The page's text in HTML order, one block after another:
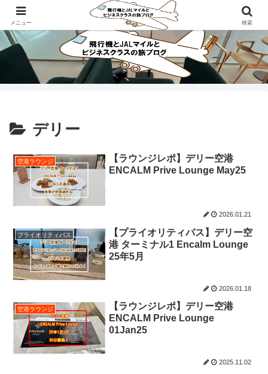
ビジネスクラスで旅にでよう！！
デリー
空港ラウンジ
【ラウンジレポ】デリー空港
ENCALM Prive Lounge May25
2026.01.21
プライオリティパス
【プライオリティパス】デリー空
港 ターミナル1 Encalm Lounge
25年5月
2026.01.18
空港ラウンジ
【ラウンジレポ】デリー空港
ENCALM Prive Lounge
01Jan25
2025.11.02
メニュー 検索